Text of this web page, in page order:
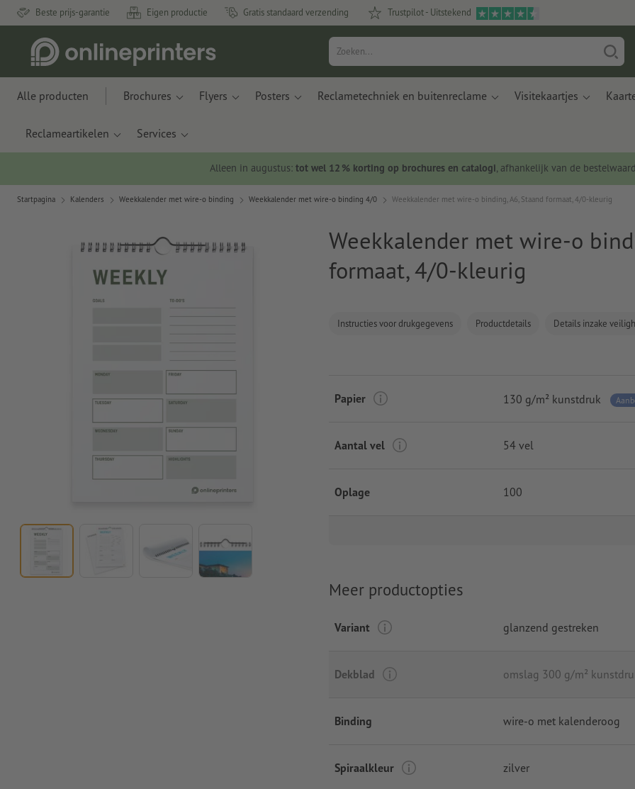
Beste prijs-garantie Eigen productie Gratis standaard verzending Trustpilot - Uitstekend
Alle producten Brochures Flyers Posters Reclametechniek en buitenreclame Visitekaartjes
Reclameartikelen Services
Alleen in augustus: tot wel 12 % korting op brochures en catalogi, afhankelijk van de
Startpagina Kalenders Weekkalender met wire-o binding Weekkalender met wire-o binding 4/0 Weekkalender met wire-o binding, A6, Staand formaat, 4/0-kleurig
Weekkalender met wire-o
formaat, 4/0-kleurig
Instructies voor drukgegevens Productdetails Details inzake
Papier 130 g/m² kunstdruk
Aantal vel 54 vel
Oplage 100
Meer productopties
Variant glanzend gestreken
Dekblad omslag 300 g/m²
Binding wire-o met kalenderoog
Spiraalkleur zilver